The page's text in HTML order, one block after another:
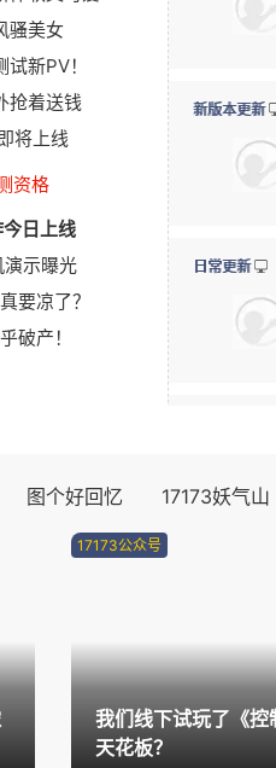
骚美女
新PV！
抢着送钱
将上线
资格
日上线
示曝光
要凉了？
破产！
游戏早报：
75岁初代“神
多图预警！
《永恒之塔2
【测试资格
剑网三《鹅
ChinaJoy 第
正惊GIF：表
ChinaJoy现
图个好回忆 17173妖气山
17173公众号
我们线下试玩了《
天花板？